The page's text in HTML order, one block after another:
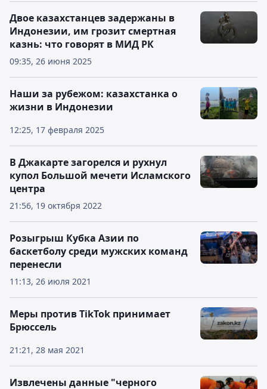
09:35, 26 июня 2025
Двое казахстанцев задержаны в
Индонезии, им грозит смертная
казнь: что говорят в МИД РК
12:25, 17 февраля 2025
Наши за рубежом: казахстанка о
жизни в Индонезии
21:56, 19 октября 2022
В Джакарте загорелся и рухнул
купол Большой мечети Исламского
центра
11:13, 26 июля 2021
Розыгрыш Кубка Азии по
баскетболу среди мужских команд
перенесли
21:21, 28 мая 2021
Меры против TikTok принимает
Брюссель
Извлечены данные "черного